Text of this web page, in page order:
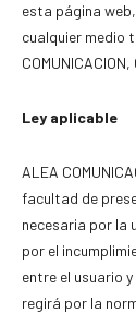
esta página
cualquier medio
COMUNICACION,
Ley aplicable
ALEA
facultad de
necesaria por la
por el
entre el usuario y
regirá por la